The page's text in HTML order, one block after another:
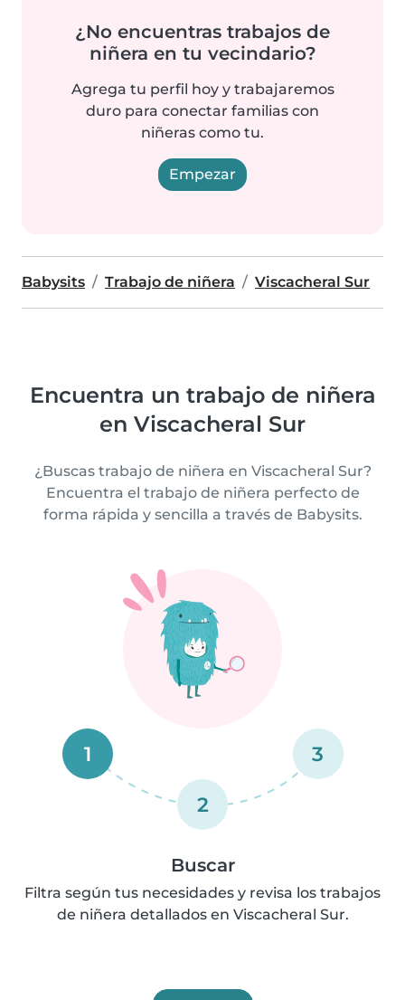
¿No encuentras trabajos de
niñera en tu vecindario?
Agrega tu perfil hoy y trabajaremos
duro para conectar familias con
niñeras como tu.
Empezar
Babysits Trabajo de niñera Viscacheral Sur
Encuentra un trabajo de niñera
en Viscacheral Sur
¿Buscas trabajo de niñera en Viscacheral Sur?
Encuentra el trabajo de niñera perfecto de
forma rápida y sencilla a través de Babysits.
1
2
3
Buscar
Filtra según tus necesidades y revisa los trabajos
de niñera detallados en Viscacheral Sur.